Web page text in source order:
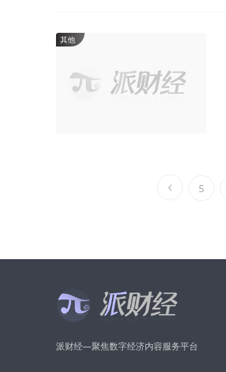
其他
5
派财经—聚焦数字经济内容服务平台